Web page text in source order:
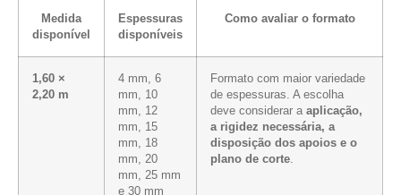
Medida
disponível
Espessuras
disponíveis
Como avaliar o formato
1,60 ×
2,20 m
4 mm, 6
mm, 10
mm, 12
mm, 15
mm, 18
mm, 20
mm, 25 mm
e 30 mm
Formato com maior variedade
de espessuras. A escolha
deve considerar a aplicação,
a rigidez necessária, a
disposição dos apoios e o
plano de corte.